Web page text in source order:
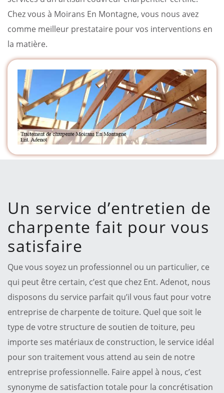
Chez vous à Moirans En Montagne, vous nous avez
comme meilleur prestataire pour vos interventions en
la matière.
Un service d’entretien de
charpente fait pour vous
satisfaire
Que vous soyez un professionnel ou un particulier, ce
qui peut être certain, c’est que chez Ent. Adenot, nous
disposons du service parfait qu’il vous faut pour votre
entreprise de charpente de toiture. Quel que soit le
type de votre structure de soutien de toiture, peu
importe ses matériaux de construction, le service idéal
pour son traitement vous attend au sein de notre
entreprise professionnelle. Faire appel à nous, c’est
synonyme de satisfaction totale pour la concrétisation